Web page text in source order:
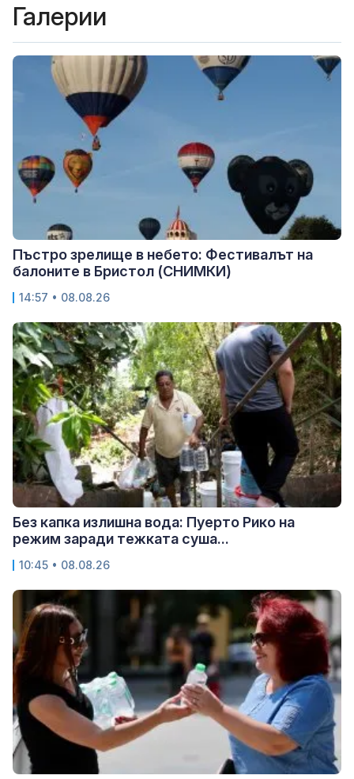
Галерии
Пъстро зрелище в небето: Фестивалът на
балоните в Бристол (СНИМКИ)
14:57 • 08.08.26
Без капка излишна вода: Пуерто Рико на
режим заради тежката суша...
10:45 • 08.08.26